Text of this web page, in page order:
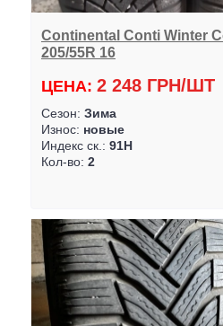
Continental Conti Winter
205/55R 16
ЦЕНА: 2 248 ГРН/ШТ
Сезон: Зима
Износ: новые
Индекс ск.: 91H
Кол-во: 2